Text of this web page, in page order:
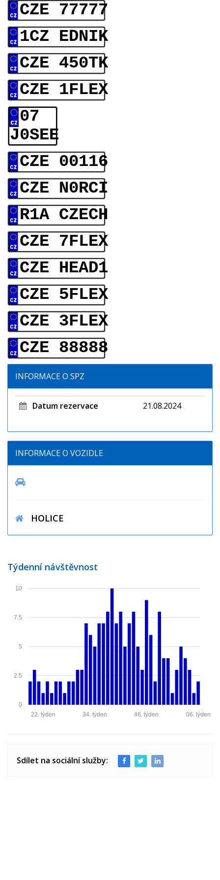
CZE 77777
1CZ EDNIK
CZE 450TK
CZE 1FLEX
07
J0SEE
CZE 00116
CZE N0RCI
R1A CZECH
CZE 7FLEX
CZE HEAD1
CZE 5FLEX
CZE 3FLEX
CZE 88888
INFORMACE O SPZ
Datum rezervace 21.08.2024
INFORMACE O VOZIDLE
HOLICE
Týdenní návštěvnost
0
2.5
5
7.5
10
06. týden
46. týden
34. týden
22. týden
Sdílet na sociální služby: